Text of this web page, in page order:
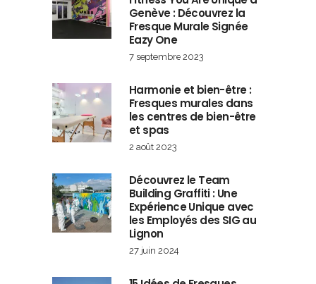
Genève : Découvrez la
Fresque Murale Signée
Eazy One
7 septembre 2023
Harmonie et bien-être :
Fresques murales dans
les centres de bien-être
et spas
2 août 2023
Découvrez le Team
Building Graffiti : Une
Expérience Unique avec
les Employés des SIG au
Lignon
27 juin 2024